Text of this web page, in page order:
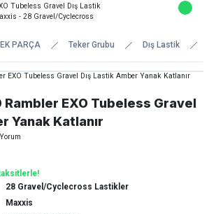
PARÇA Teker Grubu Dış Lastik
EXO Tubeless Gravel
Yanak Katlanır
28 Gravel/Cyclecross Lastikler
Maxxis